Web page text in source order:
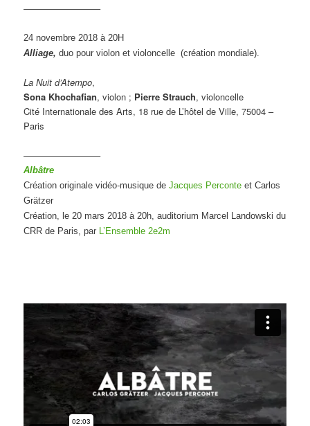
————————–
24 novembre 2018 à 20H
Alliage,duo pour violon et violoncelle (création mondiale).
La Nuit d’Atempo,
Sona Khochafian, violon ; Pierre Strauch, violoncelle
Cité Internationale des Arts, 18 rue de L’hôtel de Ville, 75004 –
Paris
————————–
Albâtre
Création originale vidéo-musique deJacques Perconte et Carlos
Grätzer
Création, le 20 mars 2018 à 20h, auditorium Marcel Landowski du
CRR de Paris, par L’Ensemble 2e2m